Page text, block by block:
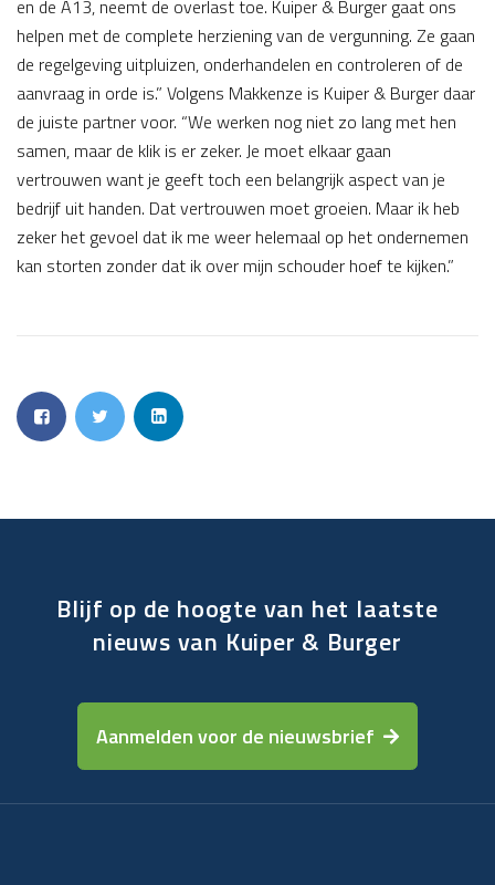
en de A13, neemt de overlast toe. Kuiper & Burger gaat ons
helpen met de complete herziening van de vergunning. Ze gaan
de regelgeving uitpluizen, onderhandelen en controleren of de
aanvraag in orde is.” Volgens Makkenze is Kuiper & Burger daar
de juiste partner voor. “We werken nog niet zo lang met hen
samen, maar de klik is er zeker. Je moet elkaar gaan
vertrouwen want je geeft toch een belangrijk aspect van je
bedrijf uit handen. Dat vertrouwen moet groeien. Maar ik heb
zeker het gevoel dat ik me weer helemaal op het ondernemen
kan storten zonder dat ik over mijn schouder hoef te kijken.”
Blijf op de hoogte van het laatste
nieuws van Kuiper & Burger
Aanmelden voor de nieuwsbrief